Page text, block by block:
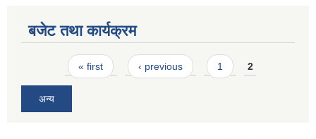
बजेट तथा कार्यक्रम
Pages« first ‹ previous 1 2
अन्य